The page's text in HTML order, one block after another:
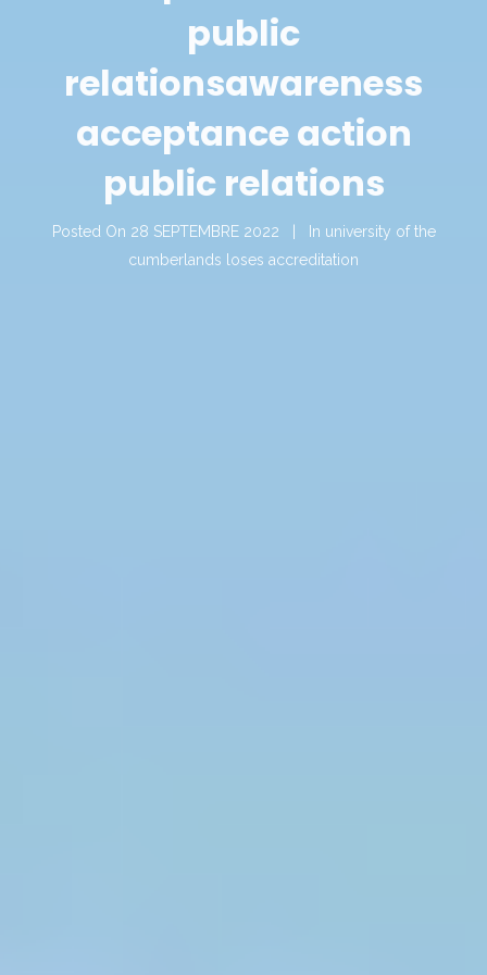
public
relationsawareness
acceptance action
public relations
Posted On 28 SEPTEMBRE 2022 In university of the
cumberlands loses accreditation